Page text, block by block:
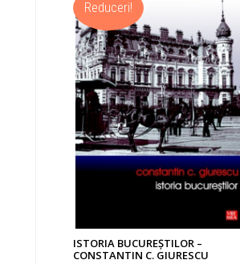
32,00 lei.
Reduceri!
ISTORIA BUCUREŞTILOR –
CONSTANTIN C. GIURESCU